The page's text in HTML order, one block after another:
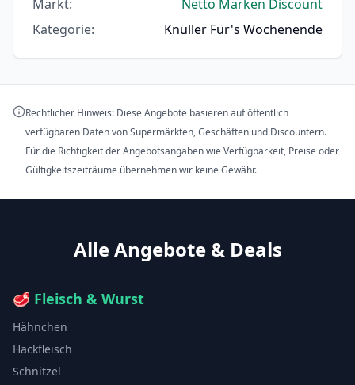
Markt:
Netto Marken Discount
Kategorie: Knüller Für's Wochenende
Rechtlicher Hinweis: Diese Angebote basieren auf öffentlich
verfügbaren Daten von Supermärkten, Geschäften und Discountern.
Für die Richtigkeit der Angebotsangaben wie Verfügbarkeit, Preise oder
Gültigkeitszeiträume übernehmen wir keine Gewähr.
Alle Angebote & Deals
🥩 Fleisch & Wurst
Hähnchen
Hackfleisch
Schnitzel